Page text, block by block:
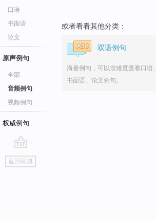
口语
书面语
论文
原声例句
全部
音频例句
视频例句
权威例句
go
top
返回词典
或者看看其他分类：
双语例句
海量例句，可以按难度查看口语、
书面语、论文例句。